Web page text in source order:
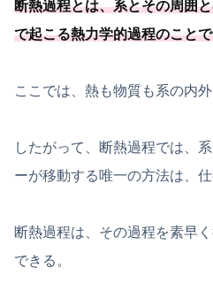
断熱過程とは、系とその周囲
で起こる熱力学的過程のこと
ここでは、熱も物質も系の内外
したがって、断熱過程では、
ーが移動する唯一の方法は、
断熱過程は、その過程を素早
できる。